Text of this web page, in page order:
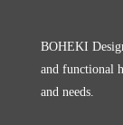
BOHEKI
and functional
and needs.